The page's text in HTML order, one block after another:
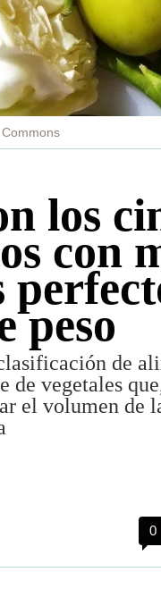
los
con
peso
de
de vegetales
el volumen de
0